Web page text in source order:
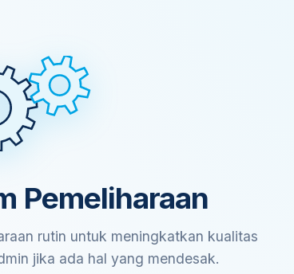
Pemeliharaan
rutin untuk meningkatkan kualitas
jika ada hal yang mendesak.